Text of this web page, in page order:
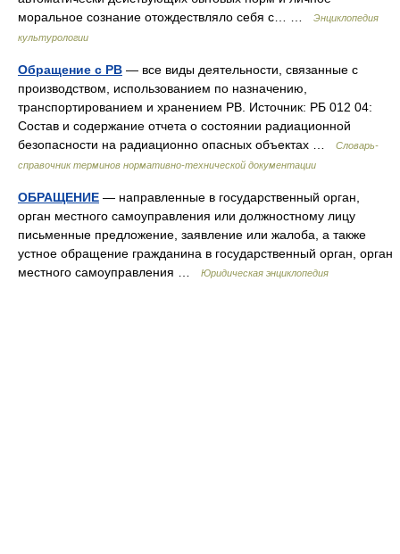
моральное сознание отождествляло себя с… …
Энциклопедия
культурологии
Обращение с РВ — все виды деятельности, связанные с
производством, использованием по назначению,
транспортированием и хранением РВ. Источник: РБ 012 04:
Состав и содержание отчета о состоянии радиационной
безопасности на радиационно опасных объектах …
Словарь-
справочник терминов нормативно-технической документации
ОБРАЩЕНИЕ — направленные в государственный орган,
орган местного самоуправления или должностному лицу
письменные предложение, заявление или жалоба, а также
устное обращение гражданина в государственный орган, орган
местного самоуправления …
Юридическая энциклопедия